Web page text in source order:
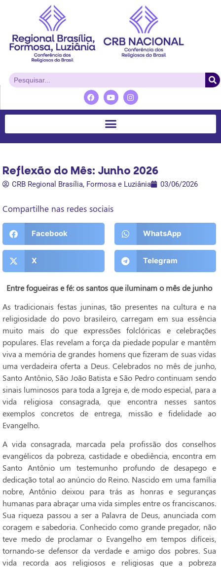
Reflexão do Mês: Junho 2026
CRB Regional Brasília, Formosa e Luziânia 03/06/2026
Compartilhe nas redes sociais
Facebook WhatsApp
X Telegram
Entre fogueiras e fé: os santos que iluminam o mês de junho
As tradicionais festas juninas, tão presentes na cultura e na
religiosidade do povo brasileiro, carregam em sua essência
muito mais do que expressões folclóricas e celebrações
populares. Elas revelam a força da piedade popular e mantêm
viva a memória de grandes homens que fizeram de suas vidas
uma verdadeira oferta a Deus. Celebrados no mês de junho,
Santo Antônio, São João Batista e São Pedro continuam sendo
sinais luminosos para toda a Igreja e, de modo especial, para a
vida religiosa consagrada, que encontra nesses santos
exemplos concretos de entrega, missão e fidelidade ao
Evangelho.
A vida consagrada, marcada pela profissão dos conselhos
evangélicos da pobreza, castidade e obediência, encontra em
Santo Antônio um testemunho profundo de desapego e
dedicação total ao anúncio do Reino. Nascido em uma família
nobre, Antônio deixou para trás as honras e seguranças
humanas para abraçar uma vida simples entre os franciscanos.
Sua riqueza passou a ser a Palavra de Deus, anunciada com
coragem e sabedoria. Conhecido como grande pregador, não
teve medo de proclamar o Evangelho em tempos difíceis,
tornando-se defensor da verdade e amigo dos pobres. Sua
vida recorda aos religiosos e religiosas que a pobreza